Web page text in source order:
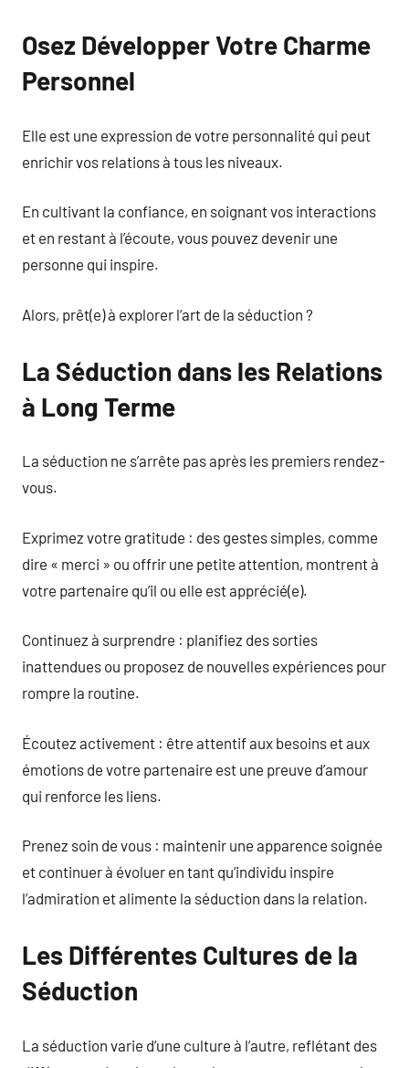
Osez Développer Votre Charme
Personnel
Elle est une expression de votre personnalité qui peut
enrichir vos relations à tous les niveaux.
En cultivant la confiance, en soignant vos interactions
et en restant à l’écoute, vous pouvez devenir une
personne qui inspire.
Alors, prêt(e) à explorer l’art de la séduction ?
La Séduction dans les Relations
à Long Terme
La séduction ne s’arrête pas après les premiers rendez-
vous.
Exprimez votre gratitude : des gestes simples, comme
dire « merci » ou offrir une petite attention, montrent à
votre partenaire qu’il ou elle est apprécié(e).
Continuez à surprendre : planifiez des sorties
inattendues ou proposez de nouvelles expériences pour
rompre la routine.
Écoutez activement : être attentif aux besoins et aux
émotions de votre partenaire est une preuve d’amour
qui renforce les liens.
Prenez soin de vous : maintenir une apparence soignée
et continuer à évoluer en tant qu’individu inspire
l’admiration et alimente la séduction dans la relation.
Les Différentes Cultures de la
Séduction
La séduction varie d’une culture à l’autre, reflétant des